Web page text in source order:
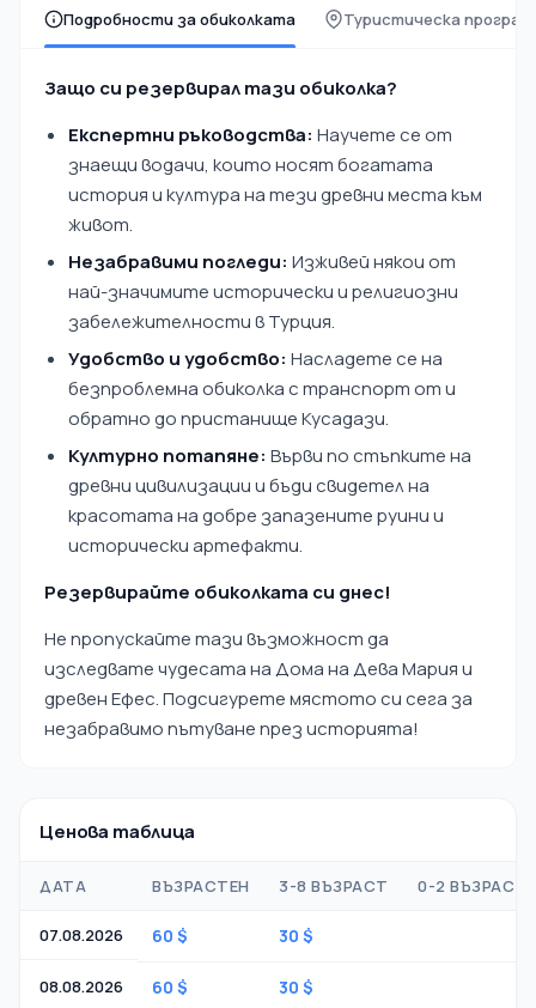
Подробности за обиколката Туристическа
Защо си резервирал тази обиколка?
Експертни ръководства: Научете се от
знаещи водачи, които носят богатата
история и култура на тези древни места към
живот.
Незабравими погледи: Изживей някои от
най-значимите исторически и религиозни
забележителности в Турция.
Удобство и удобство: Насладете се на
безпроблемна обиколка с транспорт от и
обратно до пристанище Кусадази.
Културно потапяне: Върви по стъпките на
древни цивилизации и бъди свидетел на
красотата на добре запазените руини и
исторически артефакти.
Резервирайте обиколката си днес!
Не пропускайте тази възможност да
изследвате чудесата на Дома на Дева Мария и
древен Ефес. Подсигурете мястото си сега за
незабравимо пътуване през историята!
Ценова таблица
ДАТА ВЪЗРАСТЕН 3-8 ВЪЗРАСТ 0-2 ВЪЗРАСТ
07.08.2026 60 $ 30 $
08.08.2026 60 $ 30 $